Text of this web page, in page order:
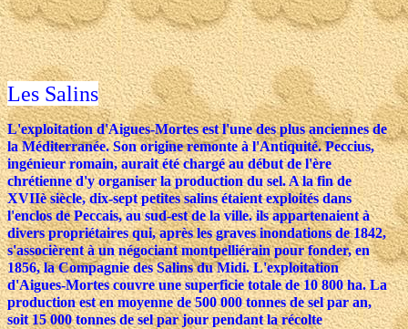
Les Salins
L'exploitation d'Aigues-Mortes est l'une des plus anciennes de
la Méditerranée. Son origine remonte à l'Antiquité. Peccius,
ingénieur romain, aurait été chargé au début de l'ère
chrétienne d'y organiser la production du sel. A la fin de
XVIIè siècle, dix-sept petites salins étaient exploités dans
l'enclos de Peccais, au sud-est de la ville. ils appartenaient à
divers propriétaires qui, après les graves inondations de 1842,
s'associèrent à un négociant montpelliérain pour fonder, en
1856, la Compagnie des Salins du Midi. L'exploitation
d'Aigues-Mortes couvre une superficie totale de 10 800 ha. La
production est en moyenne de 500 000 tonnes de sel par an,
soit 15 000 tonnes de sel par jour pendant la récolte